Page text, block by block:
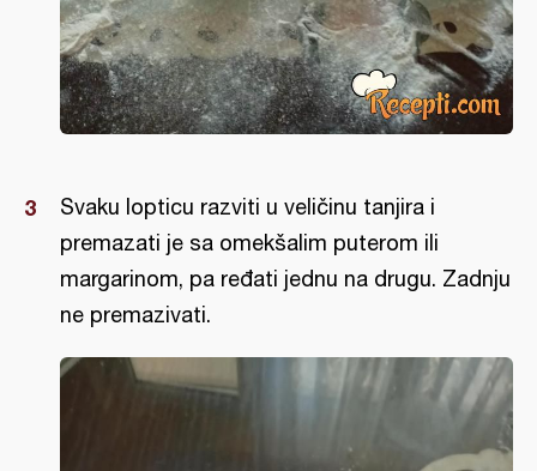
Svaku lopticu razviti u veličinu tanjira i
premazati je sa omekšalim puterom ili
margarinom, pa ređati jednu na drugu. Zadnju
ne premazivati.